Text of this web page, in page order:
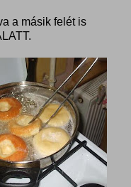
a másik felét is